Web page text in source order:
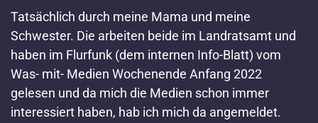
Tatsächlich durch meine Mama und meine
Schwester. Die arbeiten beide im Landratsamt und
haben im Flurfunk (dem internen Info-Blatt) vom
Was- mit- Medien Wochenende Anfang 2022
gelesen und da mich die Medien schon immer
interessiert haben, hab ich mich da angemeldet.